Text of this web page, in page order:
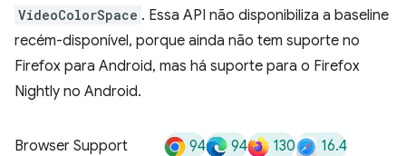
VideoColorSpace . Essa API não disponibiliza a baseline
recém-disponível, porque ainda não tem suporte no
Firefox para Android, mas há suporte para o Firefox
Nightly no Android.
Browser Support 94 94 130 16.4